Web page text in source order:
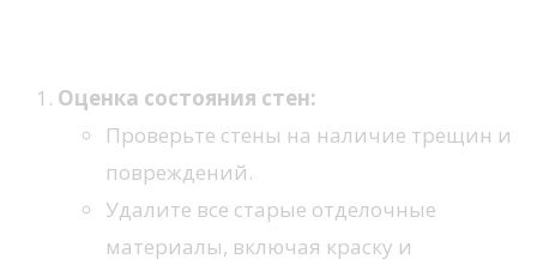
Оценка состояния стен:
Проверьте стены на наличие трещин и
повреждений.
Удалите все старые отделочные
материалы, включая краску и